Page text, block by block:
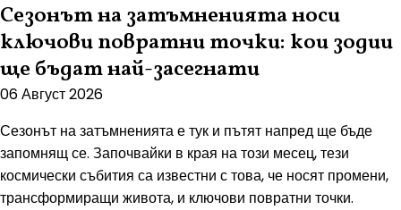
Сезонът на затъмненията носи
ключови повратни точки: кои зодии
ще бъдат най-засегнати
06 Август 2026
Сезонът на затъмненията е тук и пътят напред ще бъде
запомнящ се. Започвайки в края на този месец, тези
космически събития са известни с това, че носят промени,
трансформиращи живота, и ключови повратни точки.